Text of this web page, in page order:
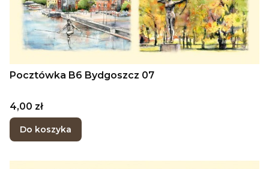
Pocztówka B6 Bydgoszcz 07
Cena
4,00 zł
Do koszyka